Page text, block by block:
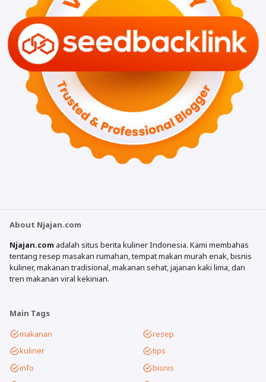
About Njajan.com
Njajan.com adalah situs berita kuliner Indonesia. Kami membahas
tentang resep masakan rumahan, tempat makan murah enak, bisnis
kuliner, makanan tradisional, makanan sehat, jajanan kaki lima, dan
tren makanan viral kekinian.
Main Tags
makanan
resep
kuliner
tips
info
bisnis